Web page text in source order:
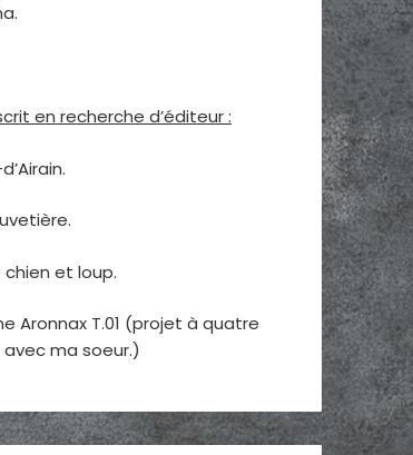
en recherche d’éditeur :
chien et loup.
Aronnax T.01 (projet à quatre
ma soeur.)